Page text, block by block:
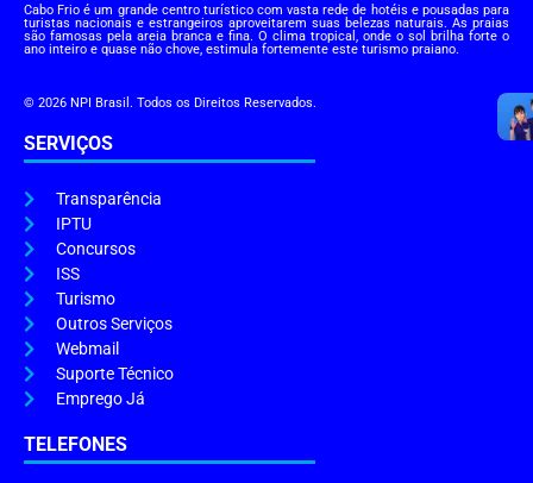
Cabo Frio é um grande centro turístico com vasta rede de hotéis e pousadas para
turistas nacionais e estrangeiros aproveitarem suas belezas naturais. As praias
são famosas pela areia branca e fina. O clima tropical, onde o sol brilha forte o
ano inteiro e quase não chove, estimula fortemente este turismo praiano.
© 2026 NPI Brasil. Todos os Direitos Reservados.
SERVIÇOS
Transparência
IPTU
Concursos
ISS
Turismo
Outros Serviços
Webmail
Suporte Técnico
Emprego Já
TELEFONES